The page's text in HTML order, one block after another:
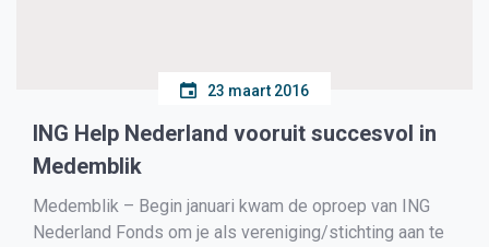
23 maart 2016
ING Help Nederland vooruit succesvol in
Medemblik
Medemblik – Begin januari kwam de oproep van ING
Nederland Fonds om je als vereniging/stichting aan te